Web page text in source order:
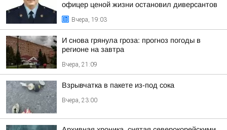
офицер ценой жизни остановил диверсантов
Вчера, 19:03
И снова грянула гроза: прогноз погоды в
регионе на завтра
Вчера, 21:09
Взрывчатка в пакете из-под сока
Вчера, 23:00